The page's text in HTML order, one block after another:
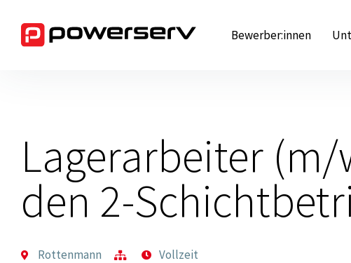
Inhalt
Bewerber:innen
Lagerarbeiter
den 2-
Rottenmann Vollzeit